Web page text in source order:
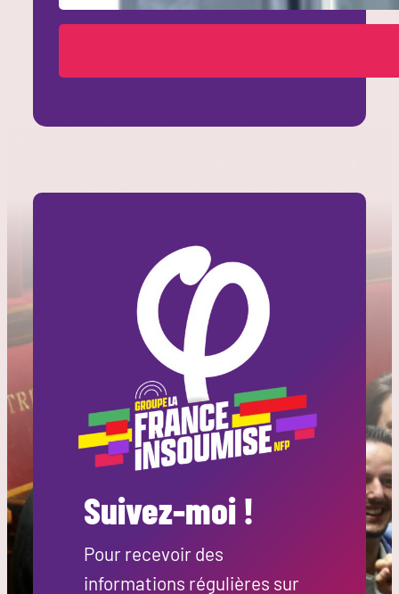
Suivez-moi !
Pour recevoir des
informations régulières sur